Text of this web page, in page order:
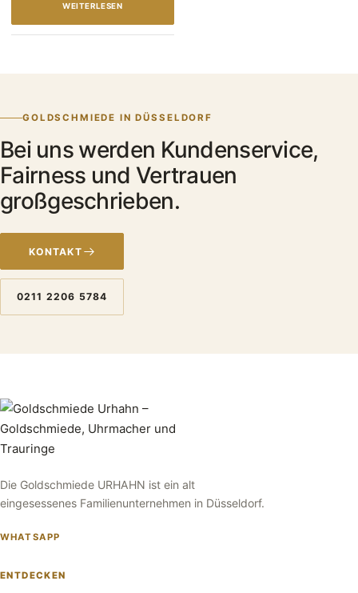
WEITERLESEN
GOLDSCHMIEDE IN DÜSSELDORF
Bei uns werden Kundenservice,
Fairness und Vertrauen
großgeschrieben.
KONTAKT
0211 2206 5784
Die Goldschmiede URHAHN ist ein alt
eingesessenes Familienunternehmen in Düsseldorf.
WHATSAPP
ENTDECKEN